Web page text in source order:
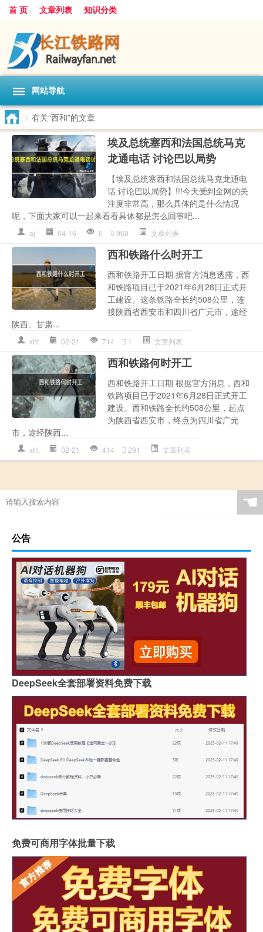
首 页 文章列表 知识分类
网站导航
> 有关“西和”的文章
埃及总统塞西和法国总统马克
龙通电话 讨论巴以局势
【埃及总统塞西和法国总统马克龙通电
话 讨论巴以局势】!!!今天受到全网的关
注度非常高，那么具体的是什么情况
呢，下面大家可以一起来看看具体都是怎么回事吧...
aj 04-16 0 960 文章列表
西和铁路什么时开工
西和铁路开工日期 据官方消息透露，西
和铁路项目已于2021年6月28日正式开
工建设。这条铁路全长约508公里，连
接陕西省西安市和四川省广元市，途经
陕西、甘肃...
xht 02-21 714 1 文章列表
西和铁路何时开工
西和铁路开工日期 根据官方消息，西和
铁路项目已于2021年6月28日正式开工
建设。西和铁路全长约508公里，起点
为陕西省西安市，终点为四川省广元
市，途经陕西...
xht 02-21 414 291 文章列表
☚
公告
DeepSeek全套部署资料免费下载
免费可商用字体批量下载